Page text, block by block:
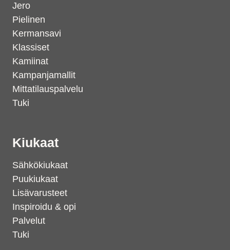
Jero
Pielinen
Kermansavi
Klassiset
Kamiinat
Kampanjamallit
Mittatilauspalvelu
Tuki
Kiukaat
Sähkökiukaat
Puukiukaat
Lisävarusteet
Inspiroidu & opi
Palvelut
Tuki